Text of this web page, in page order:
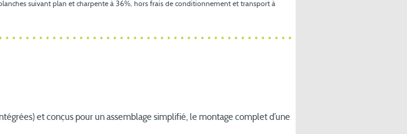
suivant plan et charpente à 36%, hors frais de conditionnement et transport à
et conçus pour un assemblage simplifié, le montage complet d’une